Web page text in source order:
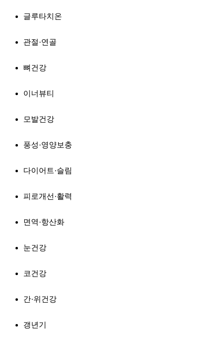
글루타치온
관절·연골
뼈건강
이너뷰티
모발건강
풍성·영양보충
다이어트·슬림
피로개선·활력
면역·항산화
눈건강
코건강
간·위건강
갱년기